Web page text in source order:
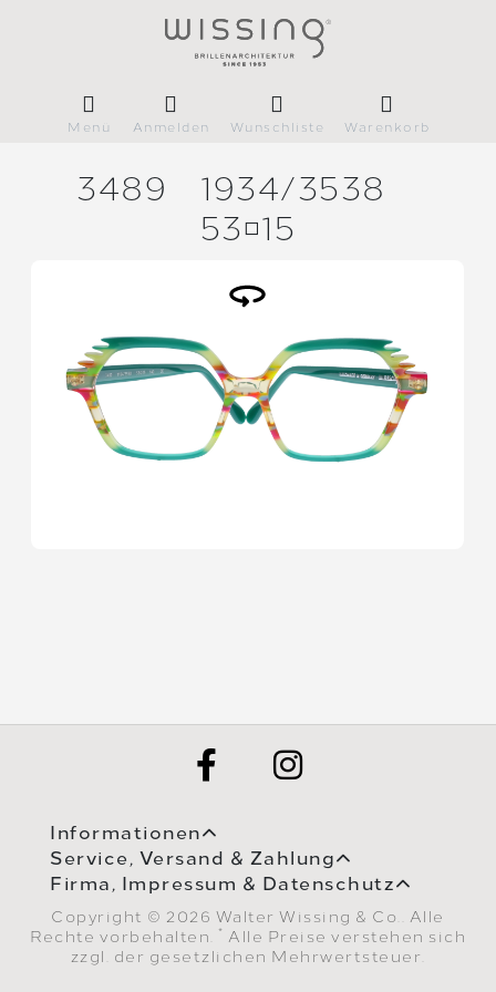
Menü Anmelden Wunschliste Warenkorb
3489 1934/3538
5315
Informationen
Service, Versand & Zahlung
Firma, Impressum & Datenschutz
Copyright © 2026 Walter Wissing & Co.. Alle
Rechte vorbehalten.
* Alle Preise verstehen sich
zzgl. der gesetzlichen Mehrwertsteuer.